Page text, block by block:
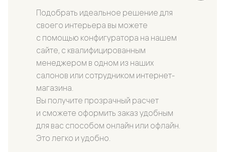
Подобрать идеальное решение для
своего интерьера вы можете
с помощью конфигуратора на нашем
сайте, с квалифицированным
менеджером в одном из наших
салонов или сотрудником интернет-
магазина.
Вы получите прозрачный расчет
и сможете оформить заказ удобным
для вас способом онлайн или офлайн.
Это легко и удобно.